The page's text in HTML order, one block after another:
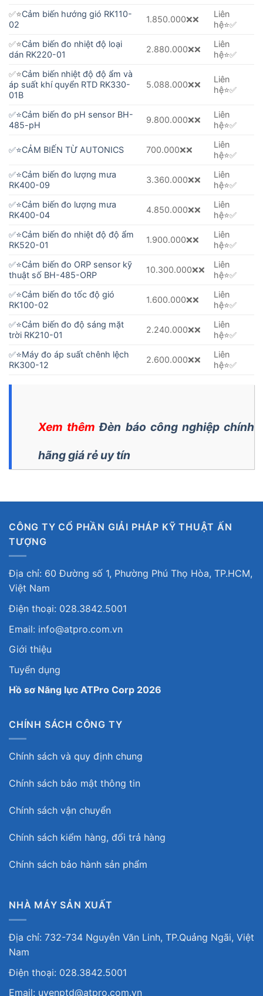
✅⭐️Cảm biến hướng gió RK110-
02
1.850.000❌❌
Liên
hệ⭐️✅
✅⭐️Cảm biến đo nhiệt độ loại
dán RK220-01
2.880.000❌❌
Liên
hệ⭐️✅
✅⭐️Cảm biến nhiệt độ độ ẩm và
áp suất khí quyển RTD RK330-
01B
5.088.000❌❌
Liên
hệ⭐️✅
✅⭐️Cảm biến đo pH sensor BH-
485-pH
9.800.000❌❌
Liên
hệ⭐️✅
✅⭐️CẢM BIẾN TỪ AUTONICS 700.000❌❌
Liên
hệ⭐️✅
✅⭐️Cảm biến đo lượng mưa
RK400-09
3.360.000❌❌
Liên
hệ⭐️✅
✅⭐️Cảm biến đo lượng mưa
RK400-04
4.850.000❌❌
Liên
hệ⭐️✅
✅⭐️Cảm biến đo nhiệt độ độ ẩm
RK520-01
1.900.000❌❌
Liên
hệ⭐️✅
✅⭐️Cảm biến đo ORP sensor kỹ
thuật số BH-485-ORP
10.300.000❌❌
Liên
hệ⭐️✅
✅⭐️Cảm biến đo tốc độ gió
RK100-02
1.600.000❌❌
Liên
hệ⭐️✅
✅⭐️Cảm biến đo độ sáng mặt
trời RK210-01
2.240.000❌❌
Liên
hệ⭐️✅
✅⭐️Máy đo áp suất chênh lệch
RK300-12
2.600.000❌❌
Liên
hệ⭐️✅
Xem thêm Đèn báo công nghiệp chính
hãng giá rẻ uy tín
CÔNG TY CỔ PHẦN GIẢI PHÁP KỸ THUẬT ẤN
TƯỢNG
Địa chỉ: 60 Đường số 1, Phường Phú Thọ Hòa, TP.HCM,
Việt Nam
Điện thoại: 028.3842.5001
Email: info@atpro.com.vn
Giới thiệu
Tuyển dụng
Hồ sơ Năng lực ATPro Corp 2026
CHÍNH SÁCH CÔNG TY
Chính sách và quy định chung
Chính sách bảo mật thông tin
Chính sách vận chuyển
Chính sách kiểm hàng, đổi trả hàng
Chính sách bảo hành sản phẩm
NHÀ MÁY SẢN XUẤT
Địa chỉ: 732-734 Nguyễn Văn Linh, TP.Quảng Ngãi, Việt
Nam
Điện thoại: 028.3842.5001
Email: uyenptd@atpro.com.vn